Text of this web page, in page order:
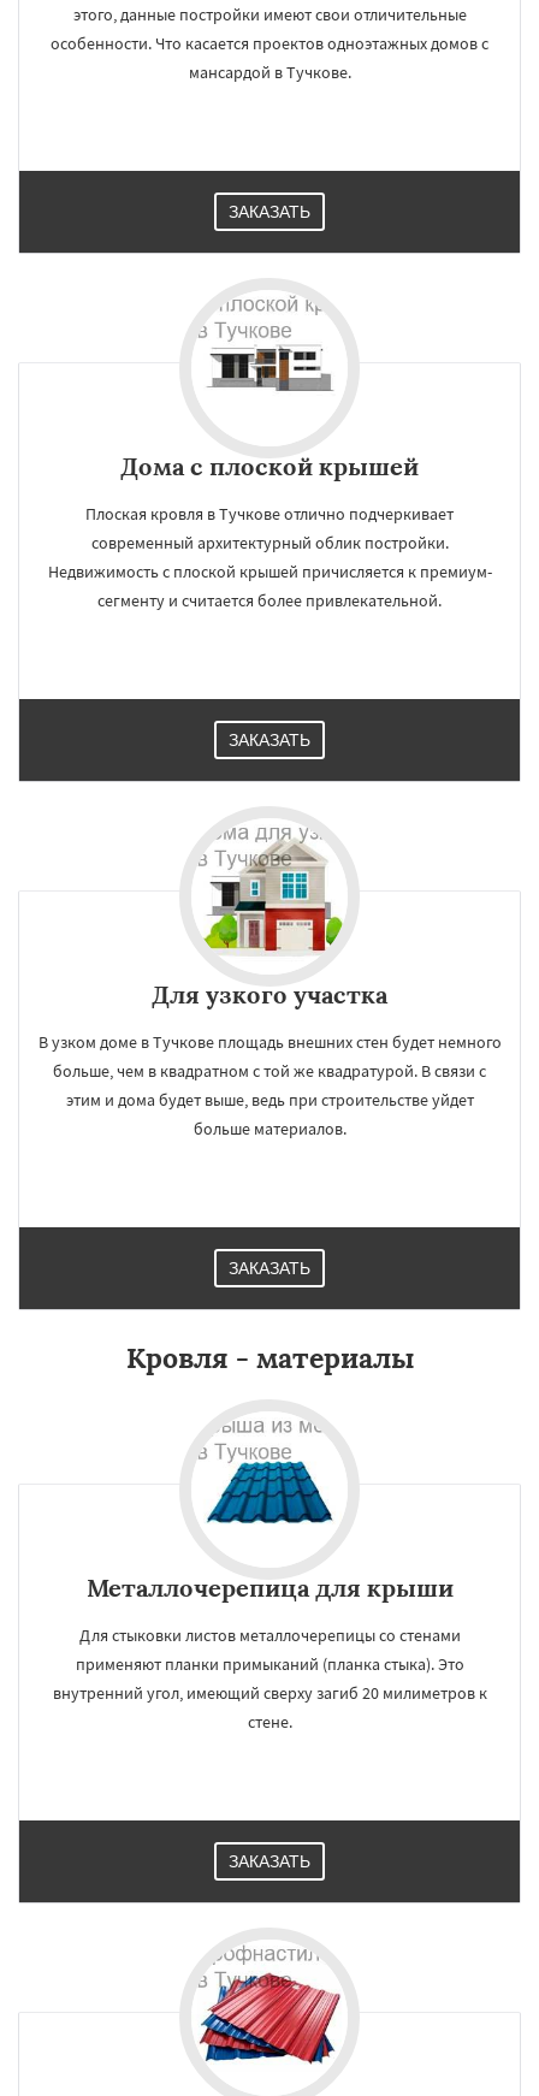
этого, данные постройки имеют свои отличительные
особенности. Что касается проектов одноэтажных домов с
мансардой в Тучкове.
ЗАКАЗАТЬ
Дома с плоской крышей
Плоская кровля в Тучкове отлично подчеркивает
современный архитектурный облик постройки.
Недвижимость с плоской крышей причисляется к премиум-
сегменту и считается более привлекательной.
ЗАКАЗАТЬ
Для узкого участка
В узком доме в Тучкове площадь внешних стен будет немного
больше, чем в квадратном с той же квадратурой. В связи с
этим и дома будет выше, ведь при строительстве уйдет
больше материалов.
ЗАКАЗАТЬ
Кровля - материалы
Металлочерепица для крыши
Для стыковки листов металлочерепицы со стенами
применяют планки примыканий (планка стыка). Это
внутренний угол, имеющий сверху загиб 20 милиметров к
стене.
ЗАКАЗАТЬ